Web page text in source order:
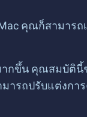
คุณก็สามาร
มากขึ้น คุณสมบั
ารถปรับแต่งกา